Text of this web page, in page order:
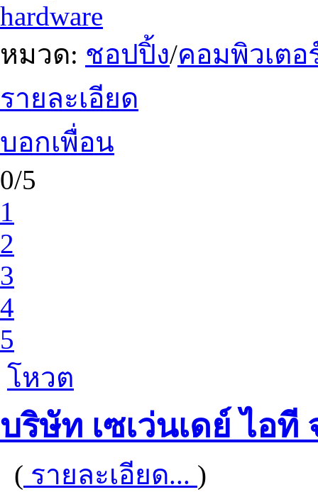
hardware
หมวด: ชอปปิ้ง/คอมพิวเต
รายละเอียด
บอกเพื่อน
0/5
1
2
3
4
5
โหวต
บริษัท เซเว่นเดย์ ไอที
( รายละเอียด... )